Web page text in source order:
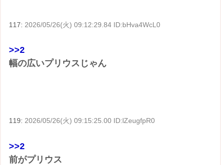
117: 2026/05/26(火) 09:12:29.84 ID:bHva4WcL0
>>2
幅の広いプリウスじゃん
119:2026/05/26(火) 09:15:25.00 ID:lZeugfpR0
>>2
前がプリウス